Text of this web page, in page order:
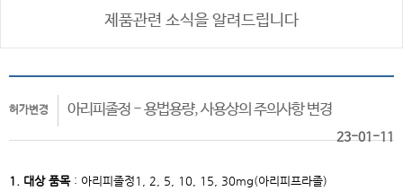
제품관련 소식을 알려드립니다
허가변경 아리피졸정 - 용법용량, 사용상의 주의사항 변경
23-01-11
1. 대상품목 : 아리피졸정1, 2, 5, 10, 15, 30mg(아리피프라졸)